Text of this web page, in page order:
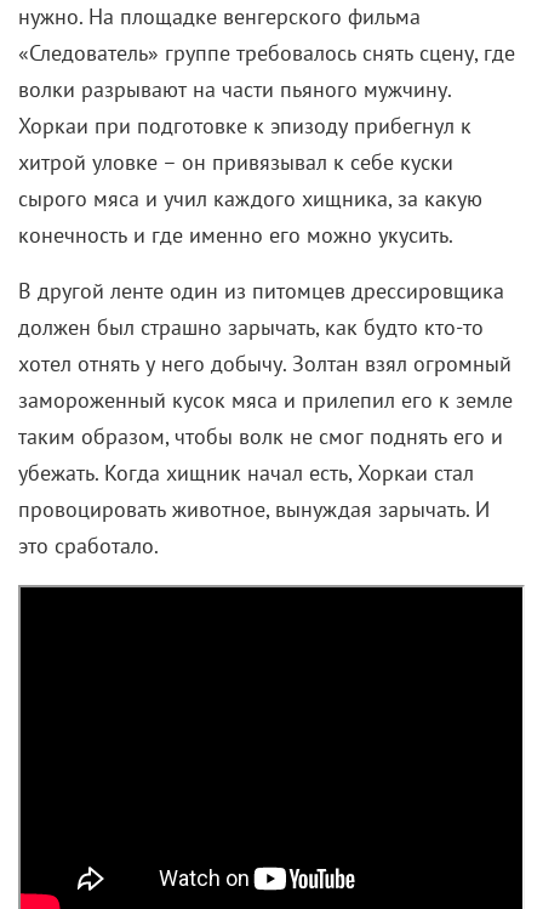
нужно. На площадке венгерского фильма
«Следователь» группе требовалось снять сцену, где
волки разрывают на части пьяного мужчину.
Хоркаи при подготовке к эпизоду прибегнул к
хитрой уловке – он привязывал к себе куски
сырого мяса и учил каждого хищника, за какую
конечность и где именно его можно укусить.
В другой ленте один из питомцев дрессировщика
должен был страшно зарычать, как будто кто-то
хотел отнять у него добычу. Золтан взял огромный
замороженный кусок мяса и прилепил его к земле
таким образом, чтобы волк не смог поднять его и
убежать. Когда хищник начал есть, Хоркаи стал
провоцировать животное, вынуждая зарычать. И
это сработало.